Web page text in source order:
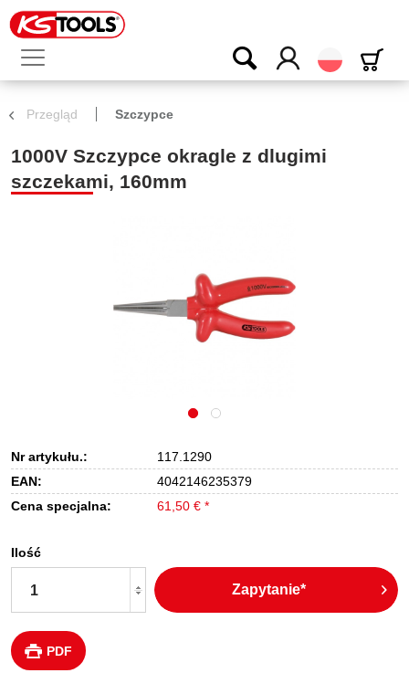
Polski
Przegląd Szczypce
1000V Szczypce okragle z dlugimi
szczekami, 160mm
Nr artykułu.:
117.1290
EAN:
4042146235379
Cena specjalna:
61,50 € *
Ilość
Zapytanie*
PDF